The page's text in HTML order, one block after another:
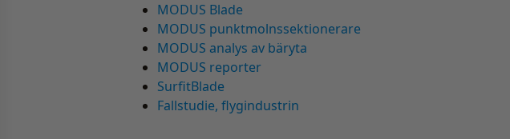
MODUS Blade
MODUS punktmolnssektionerare
MODUS analys av bäryta
MODUS reporter
SurfitBlade
Fallstudie, flygindustrin